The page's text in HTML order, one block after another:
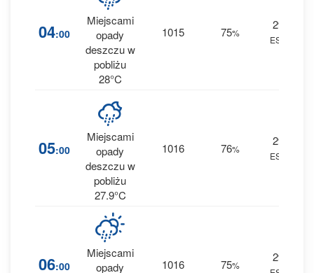
04:00
Miejscami
opady
deszczu w
pobliżu
28°C
1015 75%
29
ESE
05:00
Miejscami
opady
deszczu w
pobliżu
27.9°C
1016 76%
29
ESE
06:00
Miejscami
opady
1016 75%
29